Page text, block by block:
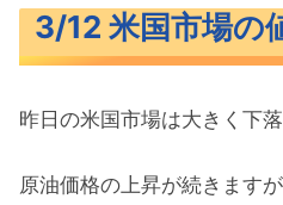
米主要3指数の値
為替（ドル円）
S&P500ヒートマ
3/12 米国市場の
昨日の米国市場は大きく下落
原油価格の上昇が続きます